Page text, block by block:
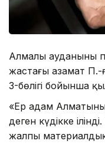
Алмалы ауданының
жастағы азамат П.-
3-бөлігі бойынша
«Ер адам
деген күдікке
жалпы